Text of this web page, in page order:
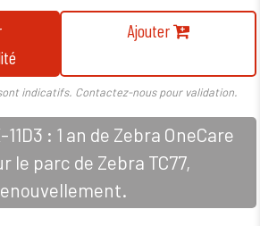
Ajouter
indicatifs. Contactez-nous pour validation.
11D3 : 1 an de Zebra OneCare
le parc de Zebra TC77,